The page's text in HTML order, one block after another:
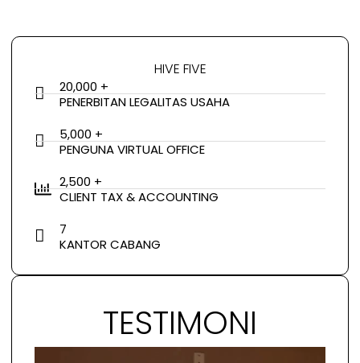
HIVE FIVE
20,000 +
PENERBITAN LEGALITAS USAHA
5,000 +
PENGUNA VIRTUAL OFFICE
2,500 +
CLIENT TAX & ACCOUNTING
7
KANTOR CABANG
TESTIMONI